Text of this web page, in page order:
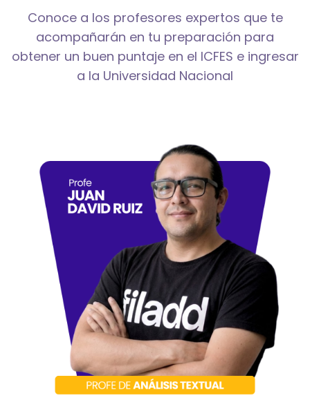
Conoce a los profesores expertos que te
acompañarán en tu preparación para
obtener un buen puntaje en el ICFES e ingresar
a la Universidad Nacional